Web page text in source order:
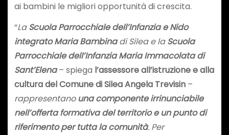
ai bambini le migliori opportunità di crescita.
“LaScuola Parrocchiale dell’Infanzia e Nido
integrato Maria Bambinadi Silea e laScuola
Parrocchiale dell’Infanzia Maria Immacolata di
Sant’Elena– spiega l’assessore all’istruzione e alla
cultura del Comune di Silea Angela Trevisin–
rappresentano una componente irrinunciabile
nell’offerta formativa del territorio e un punto di
riferimento per tutta la comunità. Per